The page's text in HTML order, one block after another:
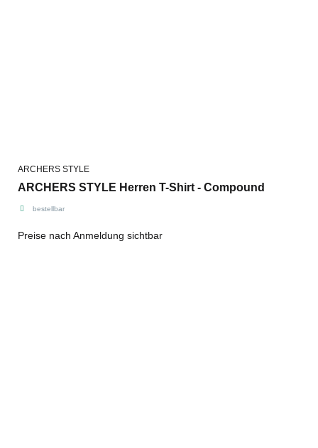
ARCHERS STYLE
ARCHERS STYLE Herren T-Shirt - Compound
bestellbar
Preise nach Anmeldung sichtbar